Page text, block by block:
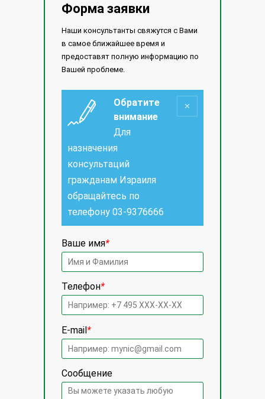
Форма заявки
Наши консультанты свяжутся с Вами
в самое ближайшее время и
предоставят полную информацию по
Вашей проблеме.
Обратите
внимание
Для
назначения
консультаций
гражданам Израиля
обращайтесь по
телефону 03-9376666
Ваше имя*
Телефон*
E-mail*
Сообщение